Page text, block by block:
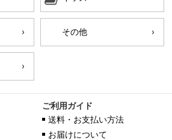
その他
ご利用ガイド
送料・お支払い方法
お届けについて